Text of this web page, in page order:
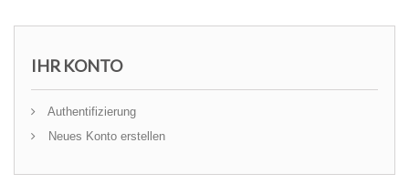
IHR KONTO
Authentifizierung
Neues Konto erstellen